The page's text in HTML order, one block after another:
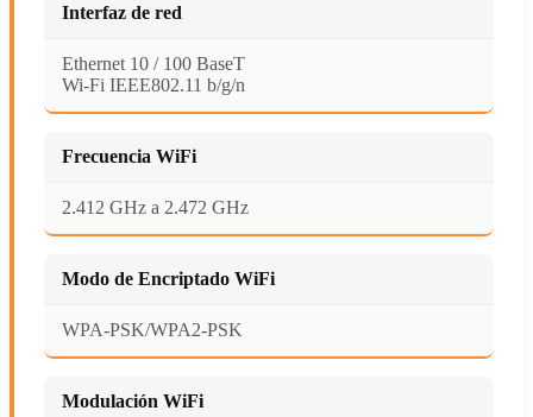
Interfaz de red
Ethernet 10 / 100 BaseT
Wi-Fi IEEE802.11 b/g/n
Frecuencia WiFi
2.412 GHz a 2.472 GHz
Modo de Encriptado WiFi
WPA-PSK/WPA2-PSK
Modulación WiFi